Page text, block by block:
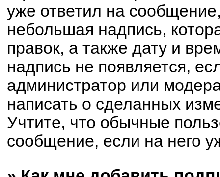
уже ответил на
небольшая надпись,
правок, а также дату и
надпись не появляется,
администратор или
написать о сделанных
Учтите, что обычные
сообщение, если на него